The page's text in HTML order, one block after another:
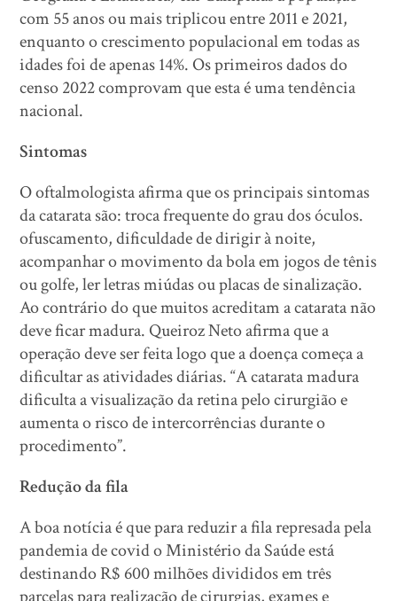
com 55 anos ou mais triplicou entre 2011 e 2021,
enquanto o crescimento populacional em todas as
idades foi de apenas 14%. Os primeiros dados do
censo 2022 comprovam que esta é uma tendência
nacional.
Sintomas
O oftalmologista afirma que os principais sintomas
da catarata são: troca frequente do grau dos óculos.
ofuscamento, dificuldade de dirigir à noite,
acompanhar o movimento da bola em jogos de tênis
ou golfe, ler letras miúdas ou placas de sinalização.
Ao contrário do que muitos acreditam a catarata não
deve ficar madura. Queiroz Neto afirma que a
operação deve ser feita logo que a doença começa a
dificultar as atividades diárias. “A catarata madura
dificulta a visualização da retina pelo cirurgião e
aumenta o risco de intercorrências durante o
procedimento”.
Redução da fila
A boa notícia é que para reduzir a fila represada pela
pandemia de covid o Ministério da Saúde está
destinando R$ 600 milhões divididos em três